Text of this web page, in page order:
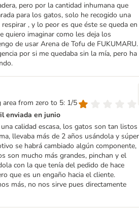
pero por la cantidad inhumana que
para los gatos, solo he recogido una
, y lo peor es que éste se queda en
quiero imaginar como les deja los
de usar Arena de Tofu de FUKUMARU.
por si me quedaba sin la mía, pero ha
from zero to 5: 1/5
enviada en junio
calidad escasa, los gatos son tan listos
llevaba más de 2 años usándola y súper
se habrá cambiado algún componente,
son mucho más grandes, pinchan y el
con la que tenía del pedido de hace
que es un engaño hacia el cliente.
más, no nos sirve pues directamente